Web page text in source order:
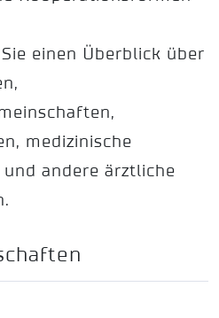
einen Überblick über
medizinische
andere ärztliche